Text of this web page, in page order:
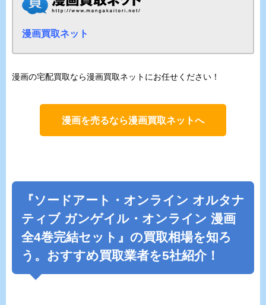
漫画買取ネット
漫画の宅配買取なら漫画買取ネットにお任せください！
漫画を売るなら漫画買取ネットへ
『ソードアート・オンライン オルタナ
ティブ ガンゲイル・オンライン 漫画
全4巻完結セット』の買取相場を知ろ
う。おすすめ買取業者を5社紹介！